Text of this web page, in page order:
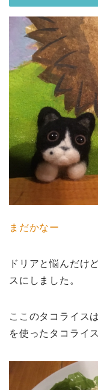
まだかなー
ドリアと悩んだけ
スにしました。
ここのタコライス
を使ったタコライ